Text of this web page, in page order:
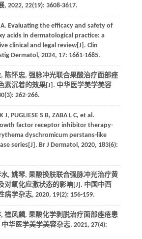
2022, 22(19): 3608-3617.
A. Evaluating the efficacy and safety of
acids in dermatological practice: a
clinical and legal review[J]. Clin
Dermatol, 2024, 17: 1661-1685.
陈怀忠, 强脉冲光联合果酸治疗面部痤
素沉着的效果[J]. 中华医学美学美容
262-266.
J, PUGLIESE S B, ZABA L C, et al.
factor receptor inhibitor therapy-
dyschromicum perstans-like
series[J]. Br J Dermatol, 2020, 183(6):
, 姚琴, 果酸换肤联合强脉冲光治疗黄
对氧化应激状态的影响[J]. 中国中西
病学杂志, 2020, 19(2): 156-159.
禚风麟, 果酸化学剥脱治疗面部痤疮患
华医学美学美容杂志, 2021, 27(4):